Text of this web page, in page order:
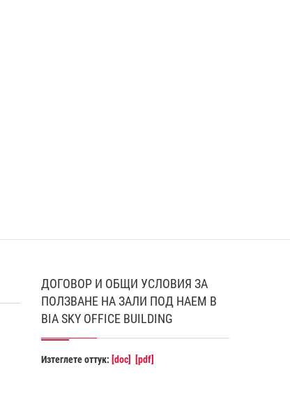
ДОГОВОР И ОБЩИ УСЛОВИЯ ЗА
ПОЛЗВАНЕ НА ЗАЛИ ПОД НАЕМ В
BIA SKY OFFICE BUILDING
Изтеглете оттук: [doc] [pdf]